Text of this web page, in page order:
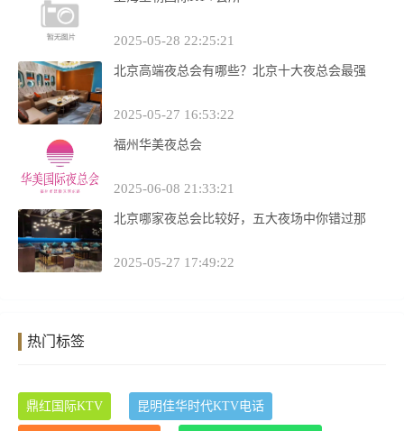
2025-05-28 22:25:21
北京高端夜总会有哪些？北京十大夜总会最强
2025-05-27 16:53:22
福州华美夜总会
2025-06-08 21:33:21
北京哪家夜总会比较好，五大夜场中你错过那
2025-05-27 17:49:22
热门标签
鼎红国际KTV 昆明佳华时代KTV电话